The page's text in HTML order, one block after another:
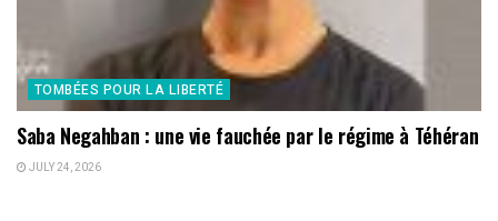
TOMBÉES POUR LA LIBERTÉ
Saba Negahban : une vie fauchée par le régime à Téhéran
JULY 24, 2026